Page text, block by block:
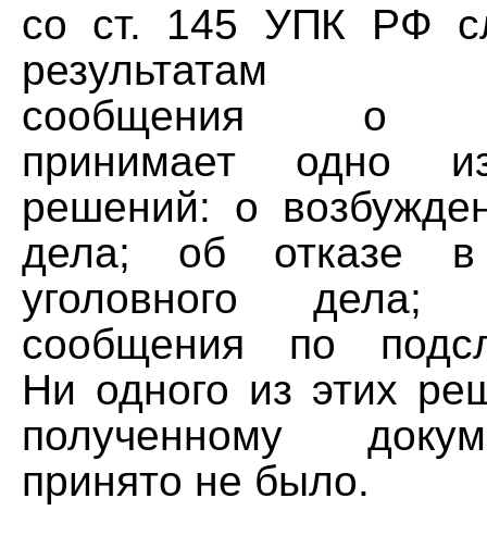
со ст. 145 УПК РФ
результатам
сообщения о
принимает одно
решений: о
дела; об отказе в
уголовного
сообщения по
Ни одного из этих
полученному
принято не было.